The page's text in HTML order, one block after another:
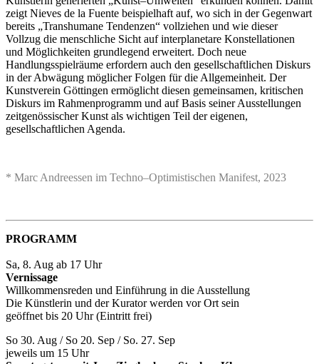
zeigt Nieves de la Fuente beispielhaft auf, wo sich in der Gegenwart
bereits „Transhumane Tendenzen“ vollziehen und wie dieser
Vollzug die menschliche Sicht auf interplanetare Konstellationen
und Möglichkeiten grundlegend erweitert. Doch neue
Handlungsspielräume erfordern auch den gesellschaftlichen Diskurs
in der Abwägung möglicher Folgen für die Allgemeinheit. Der
Kunstverein Göttingen ermöglicht diesen gemeinsamen, kritischen
Diskurs im Rahmenprogramm und auf Basis seiner Ausstellungen
zeitgenössischer Kunst als wichtigen Teil der eigenen,
gesellschaftlichen Agenda.
* Marc Andreessen im Techno–Optimistischen Manifest, 2023
PROGRAMM
Sa, 8. Aug ab 17 Uhr
Vernissage
Willkommensreden und Einführung in die Ausstellung
Die Künstlerin und der Kurator werden vor Ort sein
geöffnet bis 20 Uhr (Eintritt frei)
So 30. Aug / So 20. Sep / So. 27. Sep
jeweils um 15 Uhr